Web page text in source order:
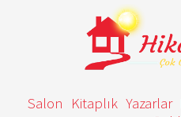
Salon Kitaplık Yazarlar